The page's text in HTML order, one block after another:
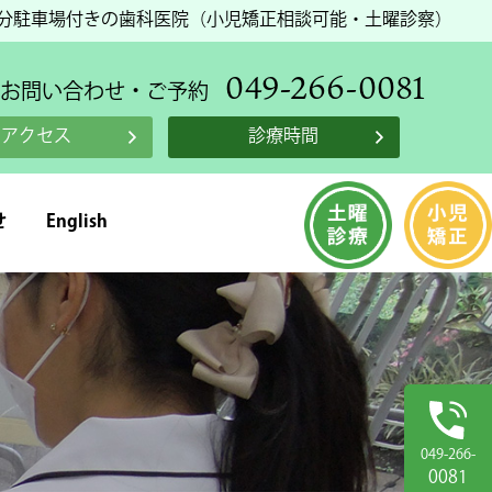
049-266-
0081
車場付きの歯科医院（小児矯正相談可能・土曜診察）
問い合わせ・ご予約 049-266-0081
アクセス 診療時間
English